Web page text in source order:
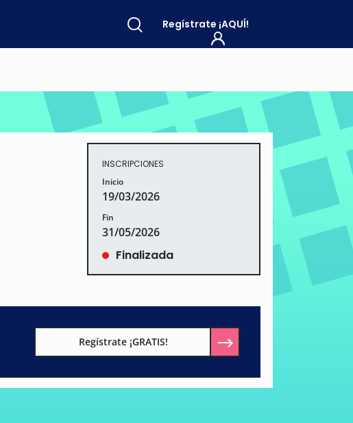
Regístrate ¡AQUÍ!
INSCRIPCIONES
Inicio
19/03/2026
Fin
31/05/2026
Finalizada
Regístrate ¡GRATIS!